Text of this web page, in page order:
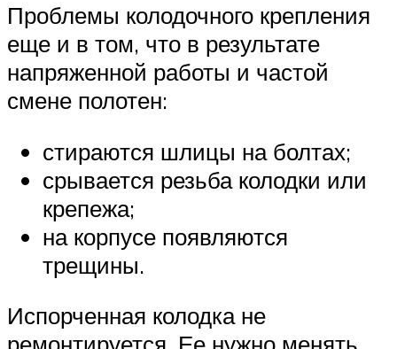
Проблемы колодочного крепления
еще и в том, что в результате
напряженной работы и частой
смене полотен:
стираются шлицы на болтах;
срывается резьба колодки или
крепежа;
на корпусе появляются
трещины.
Испорченная колодка не